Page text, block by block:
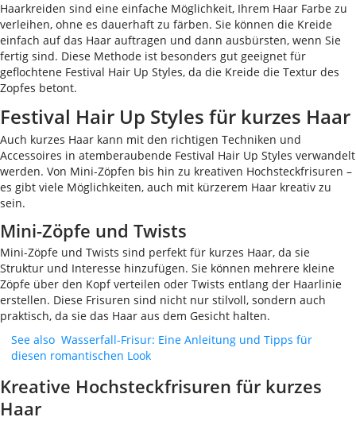
Haarkreiden sind eine einfache Möglichkeit, Ihrem Haar Farbe zu
verleihen, ohne es dauerhaft zu färben. Sie können die Kreide
einfach auf das Haar auftragen und dann ausbürsten, wenn Sie
fertig sind. Diese Methode ist besonders gut geeignet für
geflochtene Festival Hair Up Styles, da die Kreide die Textur des
Zopfes betont.
Festival Hair Up Styles für kurzes Haar
Auch kurzes Haar kann mit den richtigen Techniken und
Accessoires in atemberaubende Festival Hair Up Styles verwandelt
werden. Von Mini-Zöpfen bis hin zu kreativen Hochsteckfrisuren –
es gibt viele Möglichkeiten, auch mit kürzerem Haar kreativ zu
sein.
Mini-Zöpfe und Twists
Mini-Zöpfe und Twists sind perfekt für kurzes Haar, da sie
Struktur und Interesse hinzufügen. Sie können mehrere kleine
Zöpfe über den Kopf verteilen oder Twists entlang der Haarlinie
erstellen. Diese Frisuren sind nicht nur stilvoll, sondern auch
praktisch, da sie das Haar aus dem Gesicht halten.
See also Wasserfall-Frisur: Eine Anleitung und Tipps für
diesen romantischen Look
Kreative Hochsteckfrisuren für kurzes
Haar